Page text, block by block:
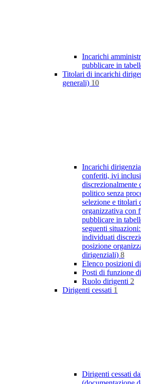
Incarichi
pubblicare in
Titolari di incarichi
generali) 10
Incarichi
conferiti, ivi
politico senza
selezione e titolari
organizzativa con
pubblicare in
seguenti
individuati
posizione
dirigenziali) 8
Elenco posizioni
Posti di funzione
Ruolo dirigenti 2
Dirigenti cessati 1
Dirigenti cessati